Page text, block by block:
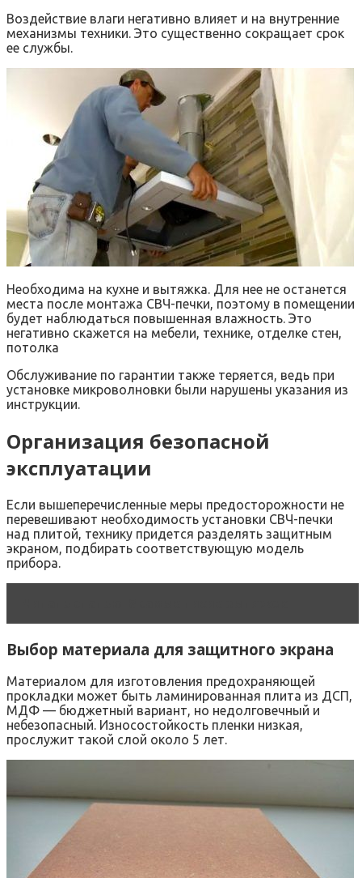
Воздействие влаги негативно влияет и на внутренние
механизмы техники. Это существенно сокращает срок
ее службы.
Необходима на кухне и вытяжка. Для нее не останется
места после монтажа СВЧ-печки, поэтому в помещении
будет наблюдаться повышенная влажность. Это
негативно скажется на мебели, технике, отделке стен,
потолка
Обслуживание по гарантии также теряется, ведь при
установке микроволновки были нарушены указания из
инструкции.
Организация безопасной
эксплуатации
Если вышеперечисленные меры предосторожности не
перевешивают необходимость установки СВЧ-печки
над плитой, технику придется разделять защитным
экраном, подбирать соответствующую модель
прибора.
Выбор материала для защитного экрана
Материалом для изготовления предохраняющей
прокладки может быть ламинированная плита из ДСП,
МДФ — бюджетный вариант, но недолговечный и
небезопасный. Износостойкость пленки низкая,
прослужит такой слой около 5 лет.